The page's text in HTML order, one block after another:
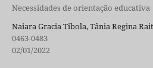
Necessidades de orientação educativa
Naiara Gracia Tibola, Tânia Regina
0463-0483
02/01/2022